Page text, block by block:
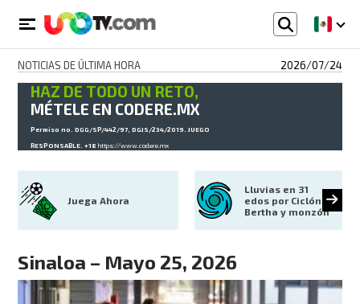
NOTICIAS DE ÚLTIMA HORA 2026/07/24
HAZ DE TODO UN RETO,
MÉTELE EN CODERE.MX
Permiso no. DGG/SP/442/97, DGJS/234/2019. JUEGO
RESPONSABLE. +18https://www.codere.mx
Juega Ahora
Lluvias en 31
edos por Ciclón
Bertha y monzón
Sinaloa – Mayo 25, 2026